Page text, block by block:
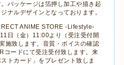
パッケージは箔押し加工や描き起
ナルデザインとなっております。
ANIME STORE -Lifestyle-
日（金）11:00より（受注受付開
施致します。音質・ボイスの確認
コードにて受注受付致します。来
トカード」をプレゼント致しま